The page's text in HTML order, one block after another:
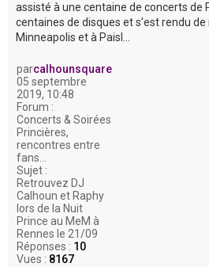
assisté à une centaine de concerts de
centaines de disques et s’est rendu
Minneapolis et à Paisl...
parcalhounsquare
05 septembre
2019, 10:48
Forum :
Concerts & Soirées
Princières,
rencontres entre
fans...
Sujet :
Retrouvez DJ
Calhoun et Raphy
lors de la Nuit
Prince au MeM à
Rennes le 21/09
Réponses : 10
Vues : 8167